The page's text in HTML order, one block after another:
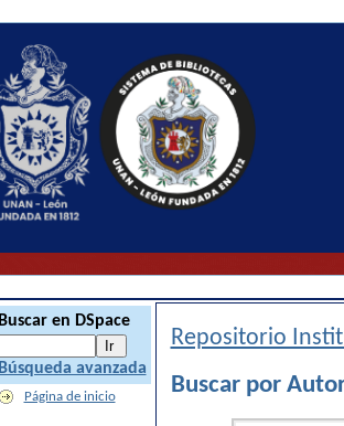
Buscar en DSpace
Búsqueda avanzada
Página de inicio
Repositorio
Buscar por